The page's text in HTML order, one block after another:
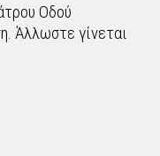
Οδού
Άλλωστε γίνεται